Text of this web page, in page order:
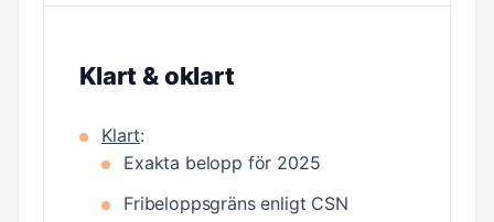
Klart & oklart
Klart:
Exakta belopp för 2025
Fribeloppsgräns enligt CSN